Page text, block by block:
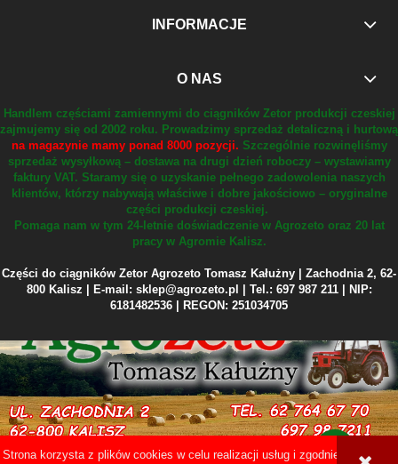
Strona korzysta z plików cookies w celu realizacji usług i zgodnie z
INFORMACJE
O NAS
Handlem częściami zamiennymi do ciągników Zetor produkcji czeskiej
zajmujemy się od 2002 roku. Prowadzimy sprzedaż detaliczną i hurtową
na magazynie mamy ponad 8000 pozycji. Szczególnie rozwinęliśmy
sprzedaż wysyłkową – dostawa na drugi dzień roboczy – wystawiamy
faktury VAT. Staramy się o uzyskanie pełnego zadowolenia naszych
klientów, którzy nabywają właściwe i dobre jakościowo – oryginalne
części produkcji czeskiej.
Pomaga nam w tym 24-letnie doświadczenie w Agrozeto oraz 20 lat
pracy w Agromie Kalisz.
Części do ciągników Zetor Agrozeto Tomasz Kałużny | Zachodnia 2, 62-
800 Kalisz | E-mail: sklep@agrozeto.pl | Tel.: 697 987 211 | NIP:
6181482536 | REGON: 251034705